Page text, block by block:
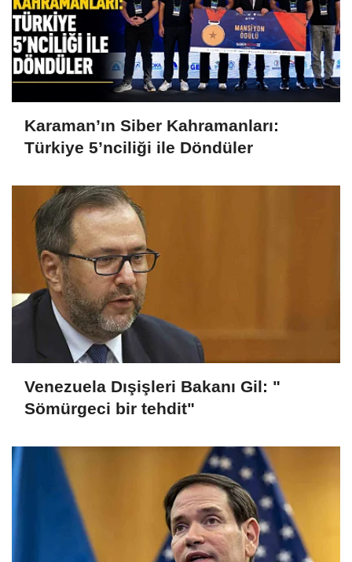
Karaman’ın Siber Kahramanları:
Türkiye 5’nciliği ile Döndüler
Venezuela Dışişleri Bakanı Gil: "
Sömürgeci bir tehdit"